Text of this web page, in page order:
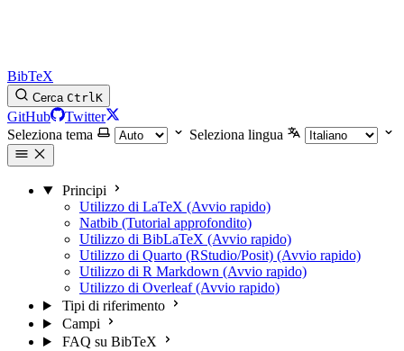
BibTeX
Cerca CtrlK
GitHub
Twitter
Seleziona tema
Seleziona lingua
Principi
Utilizzo di LaTeX (Avvio rapido)
Natbib (Tutorial approfondito)
Utilizzo di BibLaTeX (Avvio rapido)
Utilizzo di Quarto (RStudio/Posit) (Avvio rapido)
Utilizzo di R Markdown (Avvio rapido)
Utilizzo di Overleaf (Avvio rapido)
Tipi di riferimento
Campi
FAQ su BibTeX